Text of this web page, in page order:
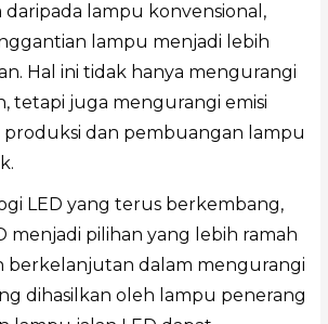
daripada lampu konvensional,
lampu menjadi lebih
Hal ini tidak hanya mengurangi
tetapi juga mengurangi emisi
produksi dan pembuangan lampu
LED yang terus berkembang,
menjadi pilihan yang lebih ramah
berkelanjutan dalam mengurangi
dihasilkan oleh lampu penerang